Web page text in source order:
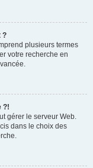
?
plusieurs termes
votre recherche en
?!
gérer le serveur Web.
dans le choix des